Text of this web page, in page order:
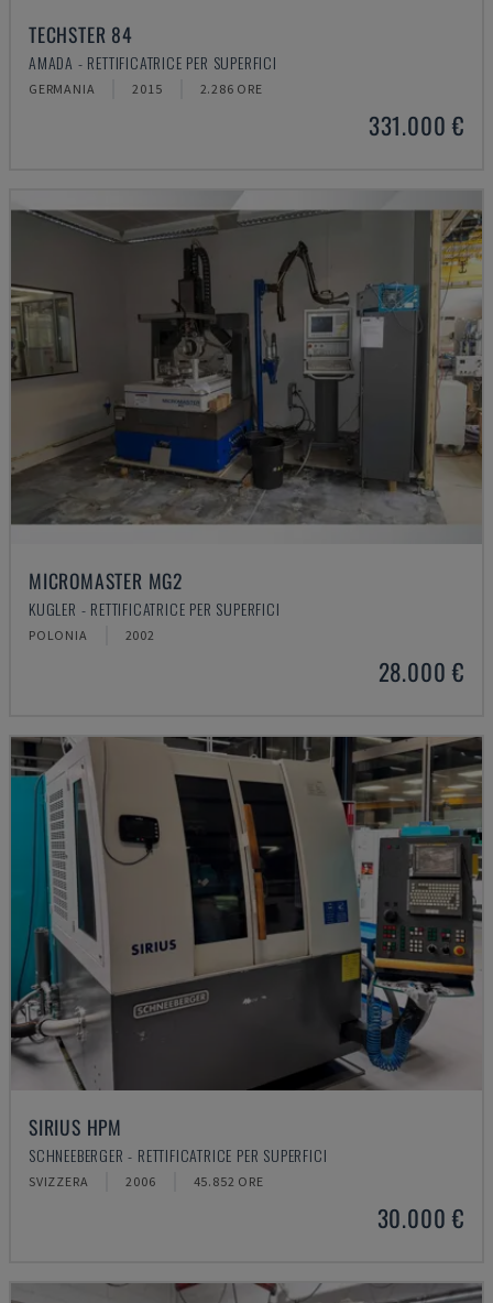
TECHSTER 84
AMADA - RETTIFICATRICE PER SUPERFICI
GERMANIA 2015 2.286 ORE
331.000 €
MICROMASTER MG2
KUGLER - RETTIFICATRICE PER SUPERFICI
POLONIA 2002
28.000 €
SIRIUS HPM
SCHNEEBERGER - RETTIFICATRICE PER SUPERFICI
SVIZZERA 2006 45.852 ORE
30.000 €